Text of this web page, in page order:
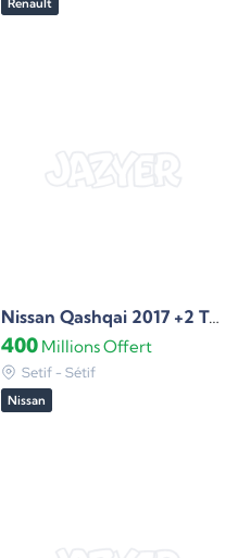
Renault
Nissan Qashqai 2017 +2 Tekna
400 MillionsOffert
Setif - Sétif
Nissan